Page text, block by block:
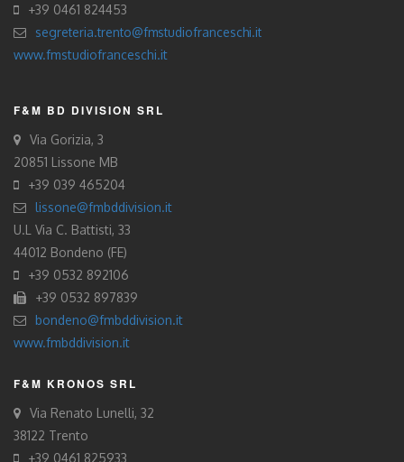
+39 0461 824453
segreteria.trento@fmstudiofranceschi.it
www.fmstudiofranceschi.it
F&M BD DIVISION SRL
Via Gorizia, 3
20851 Lissone MB
+39 039 465204
lissone@fmbddivision.it
U.L Via C. Battisti, 33
44012 Bondeno (FE)
+39 0532 892106
+39 0532 897839
bondeno@fmbddivision.it
www.fmbddivision.it
F&M KRONOS SRL
Via Renato Lunelli, 32
38122 Trento
+39 0461 825933